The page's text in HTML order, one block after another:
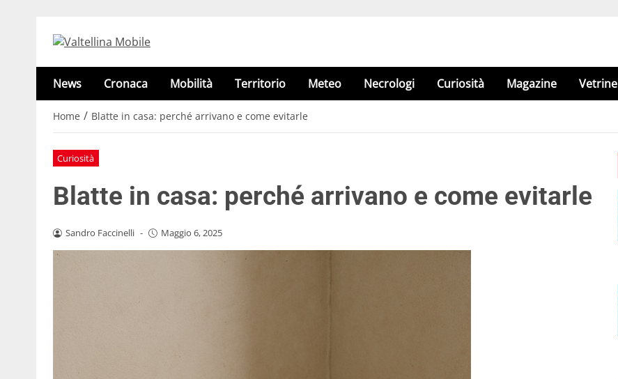
News Cronaca Mobilità Territorio Meteo Necrologi Curiosità Magazine Vetrine
Home / Blatte in casa: perché arrivano e come evitarle
Curiosità
Blatte in casa: perché arrivano e come evitarle
Sandro Faccinelli - Maggio 6, 2025